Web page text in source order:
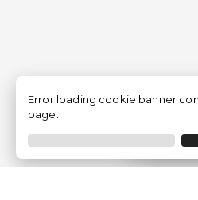
Error loading cookie banner
page.